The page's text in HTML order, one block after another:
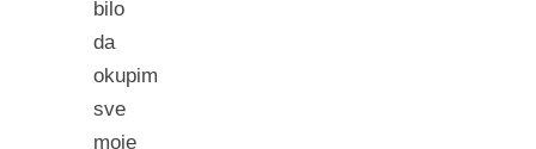
bilo
da
okupim
sve
moje